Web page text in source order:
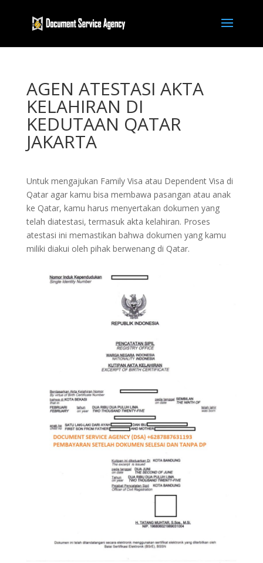
AGEN ATESTASI AKTA
KELAHIRAN DI
KEDUTAAN QATAR
JAKARTA
Untuk mengajukan Family Visa atau Dependent Visa di
Qatar agar kamu bisa membawa pasangan atau anak
ke Qatar, kamu harus menyertakan dokumen yang
telah diatestasi, termasuk akta kelahiran. Proses
atestasi ini memastikan bahwa dokumen yang kamu
miliki diakui oleh pihak berwenang di Qatar.